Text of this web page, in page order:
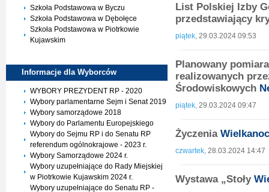
Szkoła Podstawowa w Byczu
Szkoła Podstawowa w Dębołęce
Szkoła Podstawowa w Piotrkowie
Kujawskim
Informacje dla Wyborców
WYBORY PREZYDENT RP - 2020
Wybory parlamentarne Sejm i Senat 2019
Wybory samorządowe 2018
Wybory do Parlamentu Europejskiego
Wybory do Sejmu RP i do Senatu RP
referendum ogólnokrajowe - 2023 r.
Wybory Samorządowe 2024 r.
Wybory uzupełniające do Rady Miejskiej
w Piotrkowie Kujawskim 2024 r.
Wybory uzupełniające do Senatu RP -
List Polskiej Izby
przedstawiający
piątek, 29.03.2024 09:53
Planowany
realizowanych
Środowiskowych
piątek, 29.03.2024 09:47
Życzenia
czwartek, 28.03.2024 14:47
Wystawa „Stoły